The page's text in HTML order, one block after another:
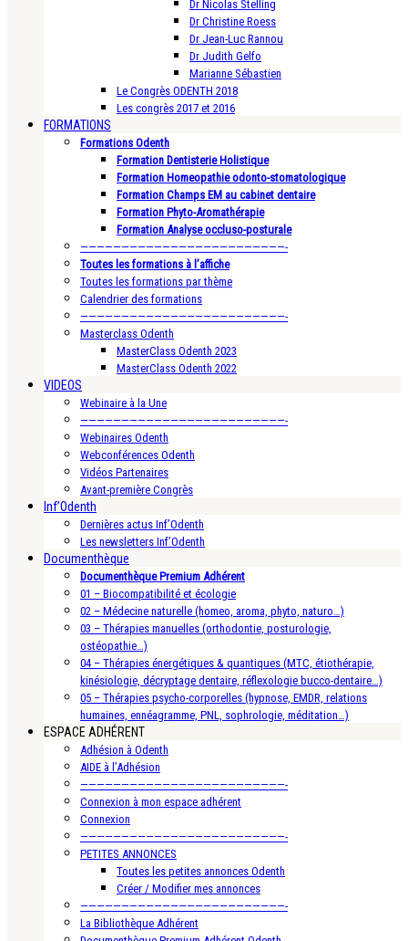
Dr Nicolas Stelling
Dr Christine Roess
Dr Jean-Luc Rannou
Dr Judith Gelfo
Marianne Sébastien
Le Congrès ODENTH 2018
Les congrès 2017 et 2016
FORMATIONS
Formations Odenth
Formation Dentisterie Holistique
Formation Homeopathie odonto-stomatologique
Formation Champs EM au cabinet dentaire
Formation Phyto-Aromathérapie
Formation Analyse occluso-posturale
—————————————————————————-
Toutes les formations à l’affiche
Toutes les formations par thème
Calendrier des formations
—————————————————————————-
Masterclass Odenth
MasterClass Odenth 2023
MasterClass Odenth 2022
VIDEOS
Webinaire à la Une
—————————————————————————-
Webinaires Odenth
Webconférences Odenth
Vidéos Partenaires
Avant-première Congrès
Inf’Odenth
Dernières actus Inf’Odenth
Les newsletters Inf’Odenth
Documenthèque
Documenthèque Premium Adhérent
01 – Biocompatibilité et écologie
02 – Médecine naturelle (homeo, aroma, phyto, naturo…)
03 – Thérapies manuelles (orthodontie, posturologie,
ostéopathie…)
04 – Thérapies énergétiques & quantiques (MTC, étiothérapie,
kinésiologie, décryptage dentaire, réflexologie bucco-dentaire…)
05 – Thérapies psycho-corporelles (hypnose, EMDR, relations
humaines, ennéagramme, PNL, sophrologie, méditation…)
ESPACE ADHÉRENT
Adhésion à Odenth
AIDE à l’Adhésion
—————————————————————————-
Connexion à mon espace adhérent
Connexion
—————————————————————————-
PETITES ANNONCES
Toutes les petites annonces Odenth
Créer / Modifier mes annonces
—————————————————————————-
La Bibliothèque Adhérent